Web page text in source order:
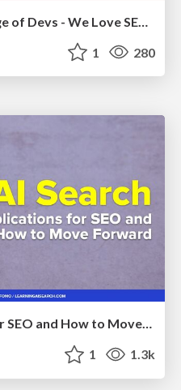
1 280
AI Search: Implications for SEO and How to Move Forward - #ShenzhenSEOConference
1 1.3k